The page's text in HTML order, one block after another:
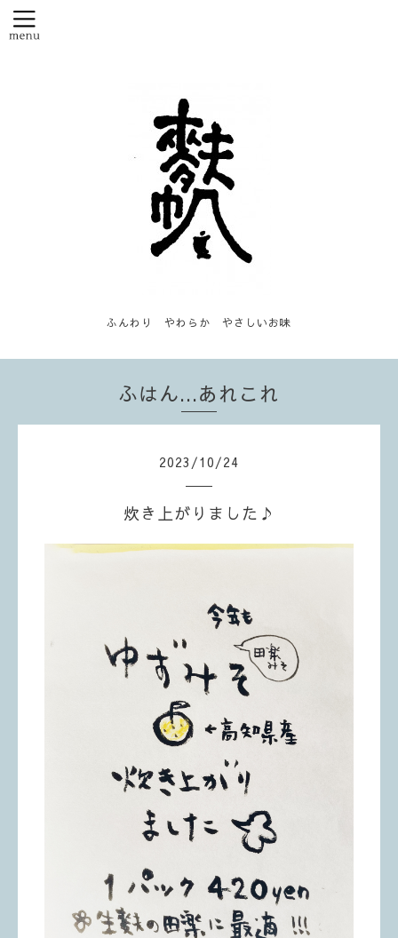
ふんわり やわらか やさしいお味
ふはん...あれこれ
2023 /10/24
炊き上がりました♪